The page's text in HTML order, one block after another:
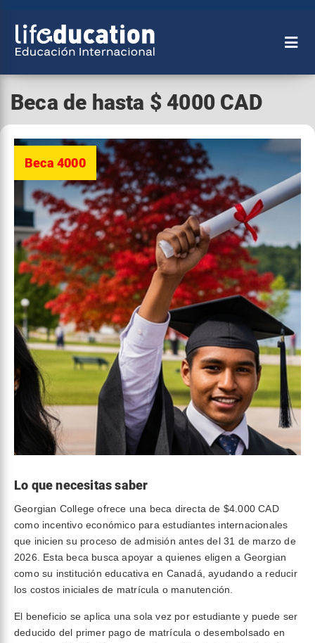
Beca de hasta $ 4000 CAD
Beca 4000
Lo que necesitas saber
Georgian College ofrece una beca directa de $4.000 CAD
como incentivo económico para estudiantes internacionales
que inicien su proceso de admisión antes del 31 de marzo de
2026. Esta beca busca apoyar a quienes eligen a Georgian
como su institución educativa en Canadá, ayudando a reducir
los costos iniciales de matrícula o manutención.
El beneficio se aplica una sola vez por estudiante y puede ser
deducido del primer pago de matrícula o desembolsado en